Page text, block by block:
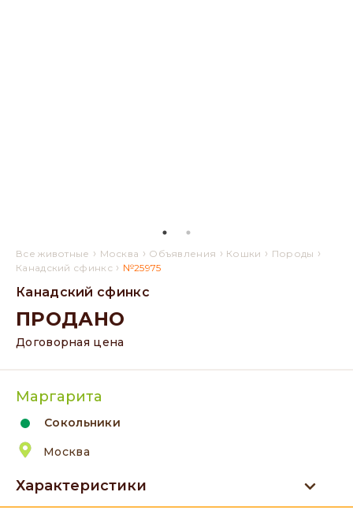
Все животные › Москва › Объявления › Кошки › Породы ›
Канадский сфинкс › №25975
Канадский сфинкс
ПРОДАНО
Договорная цена
Маргарита
Сокольники
Москва
Характеристики